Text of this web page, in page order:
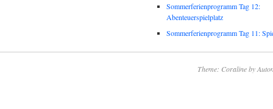
Sommerferienprogramm Tag 12:
Abenteuerspielplatz
Sommerferienprogramm Tag 11:
Theme: Coraline by